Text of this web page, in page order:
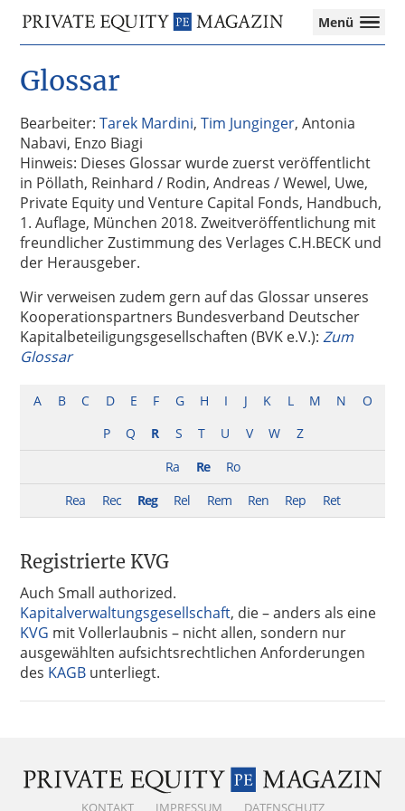
Hauptnavigation
springen
Inhalt
springen
Private
Equity
Das
für
Private
Equity-
Branche
–
Investment
Funds
I
M&A
Tax
Menü
Glossar
Bearbeiter:Tarek Mardini,Tim Junginger, Antonia
Nabavi, Enzo Biagi
Hinweis: Dieses Glossar wurde zuerst veröffentlicht
in Pöllath, Reinhard / Rodin, Andreas / Wewel, Uwe,
Private Equity und Venture Capital Fonds, Handbuch,
1. Auflage, München 2018. Zweitveröffentlichung mit
freundlicher Zustimmung des Verlages C.H.BECK und
der Herausgeber.
Wir verweisen zudem gern auf das Glossar unseres
Kooperationspartners Bundesverband Deutscher
Kapitalbeteiligungsgesellschaften (BVK e.V.):Zum
Glossar
A B C D E F G H I J K L M N
O
P
Q R S T U V W
Z
Ra
Re
Ro
Rea
Rec Reg Rel Rem Ren Rep Ret
Registrierte KVG
Auch Small authorized.
Kapitalverwaltungsgesellschaft, die – anders als eine
KVG mit Vollerlaubnis – nicht allen, sondern nur
ausgewählten aufsichtsrechtlichen Anforderungen
des KAGB unterliegt.
KONTAKT IMPRESSUM DATENSCHUTZ